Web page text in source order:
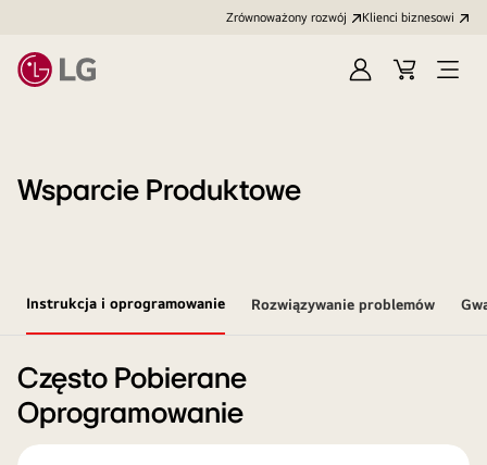
Zrównoważony rozwój Klienci biznesowi
ZalogujKoszyk
Wsparcie Produktowe
Instrukcja i oprogramowanie Rozwiązywanie problemów
Często Pobierane
Oprogramowanie